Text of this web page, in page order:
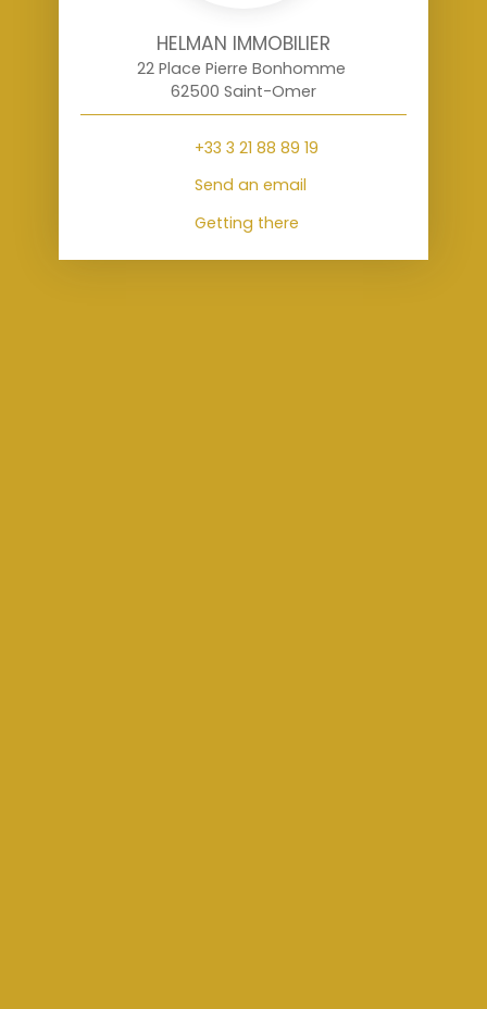
HELMAN IMMOBILIER
22 Place Pierre Bonhomme
62500 Saint-Omer
+33 3 21 88 89 19
Send an email
Getting there